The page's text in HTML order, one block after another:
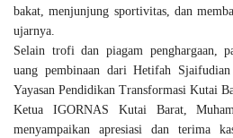
bakat, menjunjung sportivitas, dan
ujarnya.
Selain trofi dan piagam penghargaan,
uang pembinaan dari Hetifah
Yayasan Pendidikan Transformasi Kutai
Ketua IGORNAS Kutai Barat,
menyampaikan apresiasi dan terima